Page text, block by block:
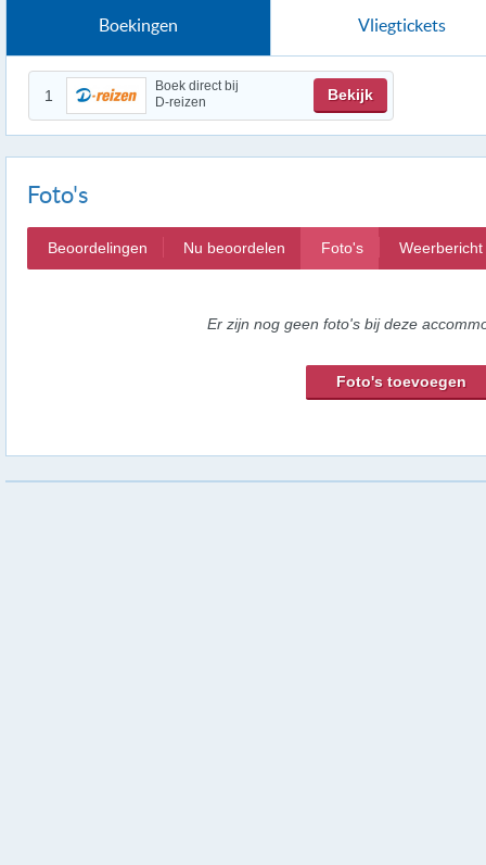
Boekingen Vliegtickets
1
Boek direct bij
D-reizen
Bekijk
Foto's
Beoordelingen Nu beoordelen Foto's Weerbericht
Er zijn nog geen foto's bij deze
Foto's toevoegen